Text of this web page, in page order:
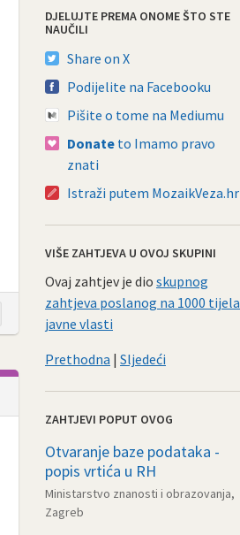
DJELUJTE PREMA ONOME ŠTO STE
NAUČILI
Share on X
Podijelite na Facebooku
Pišite o tome na Mediumu
Donate to Imamo pravo
znati
Istraži putem MozaikVeza.hr
VIŠE ZAHTJEVA U OVOJ SKUPINI
Ovaj zahtjev je dio skupnog
zahtjeva poslanog na 1000 tijela
javne vlasti
Prethodna | Sljedeći
ZAHTJEVI POPUT OVOG
Otvaranje baze podataka -
popis vrtića u RH
Ministarstvo znanosti i obrazovanja,
Zagreb